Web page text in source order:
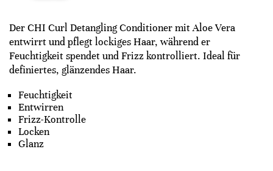
Der CHI Curl Detangling Conditioner mit Aloe Vera
entwirrt und pflegt lockiges Haar, während er
Feuchtigkeit spendet und Frizz kontrolliert. Ideal für
definiertes, glänzendes Haar.
Feuchtigkeit
Entwirren
Frizz-Kontrolle
Locken
Glanz